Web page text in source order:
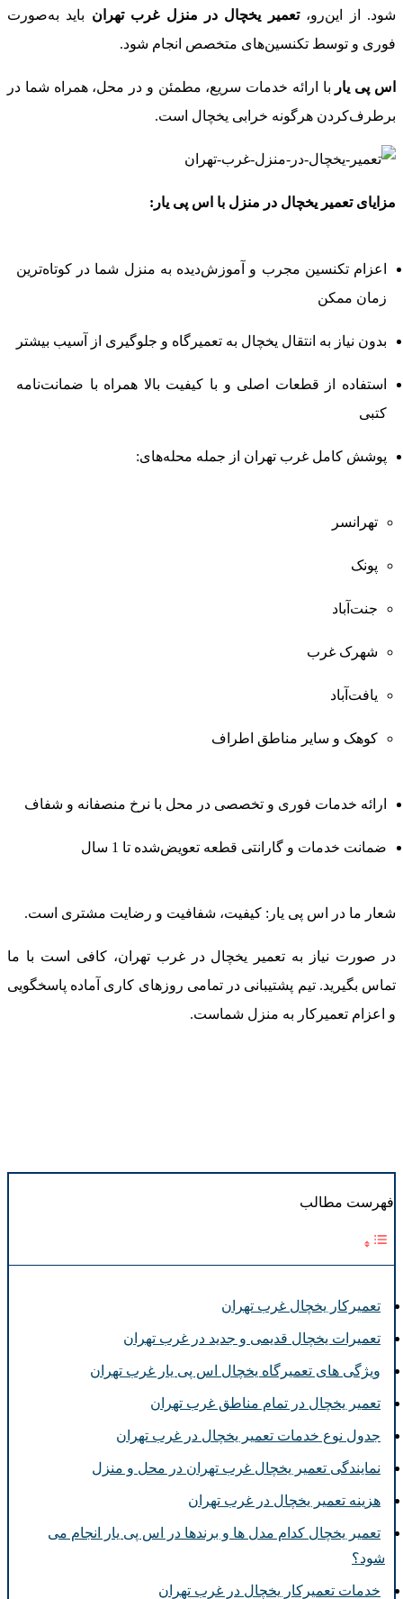
شود. از این‌رو،تعمیر یخچال در منزل غرب تهران باید به‌صورت
فوری و توسط تکنسین‌های متخصص انجام شود.
اس پی یار با ارائه خدمات سریع، مطمئن و در محل، همراه شما در
برطرف‌کردن هرگونه خرابی یخچال است.
مزایای تعمیر یخچال در منزل با اس پی یار:
اعزام تکنسین مجرب و آموزش‌دیده به منزل شما در کوتاه‌ترین
زمان ممکن
بدون نیاز به انتقال یخچال به تعمیرگاه و جلوگیری از آسیب‌ بیشتر
استفاده از قطعات اصلی و با کیفیت بالا همراه با ضمانت‌نامه
کتبی
پوشش کامل غرب تهران از جمله محله‌های:
تهرانسر
پونک
جنت‌آباد
شهرک غرب
یافت‌آباد
کوهک و سایر مناطق اطراف
ارائه خدمات فوری و تخصصی در محل با نرخ منصفانه و شفاف
ضمانت خدمات و گارانتی قطعه تعویض‌شده تا 1 سال
شعار ما در اس پی یار: کیفیت، شفافیت و رضایت مشتری است.
در صورت نیاز به تعمیر یخچال در غرب تهران، کافی است با ما
تماس بگیرید. تیم پشتیبانی در تمامی روزهای کاری آماده پاسخگویی
و اعزام تعمیرکار به منزل شماست.
فهرست مطالب
تعمیرکار یخچال غرب تهران
تعمیرات یخچال قدیمی و جدید در غرب تهران
ویژگی های تعمیرگاه یخچال اس پی یار غرب تهران
تعمیر یخچال در تمام مناطق غرب تهران
جدول نوع خدمات تعمیر یخچال در غرب تهران
نمایندگی تعمیر یخچال غرب تهران در محل و منزل
هزینه تعمیر یخچال در غرب تهران
تعمیر یخچال کدام مدل ها و برندها در اس پی یار انجام می
شود؟
خدمات تعمیرکار یخچال در غرب تهران